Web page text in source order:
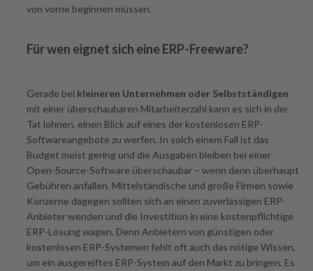
von vorne beginnen müssen.
Für wen eignet sich eine ERP-Freeware?
Gerade bei kleineren Unternehmen oder Selbstständigen
mit einer überschaubaren Mitarbeiterzahl kann es sich in der
Tat lohnen, einen Blick auf eines der kostenlosen ERP-
Softwareangebote zu werfen. In solch einem Fall ist das
Budget meist gering und die Ausgaben bleiben bei einer
Open-Source-Software überschaubar – wenn denn überhaupt
Gebühren anfallen. Mittelständische und große Firmen sowie
Konzerne dagegen sollten sich an einen zuverlässigen ERP-
Anbieter wenden und die Investition in eine kostenpflichtige
ERP-Lösung wagen. Denn Anbietern von günstigen oder
kostenlosen ERP-Systemen fehlt oft auch das nötige Wissen,
um ein ausgereiftes ERP-System auf den Markt zu bringen. Es